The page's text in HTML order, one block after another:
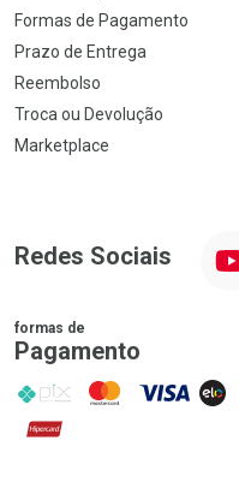
Formas de Pagamento
Prazo de Entrega
Reembolso
Troca ou Devolução
Marketplace
Redes Sociais
formas de
Pagamento
PIX MasterCard
VISA ELO
Hipercard